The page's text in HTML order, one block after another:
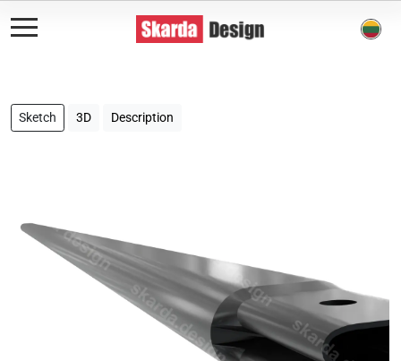
Sketch 3D Description